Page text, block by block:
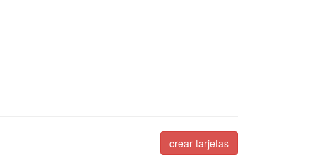
crear tarjetas